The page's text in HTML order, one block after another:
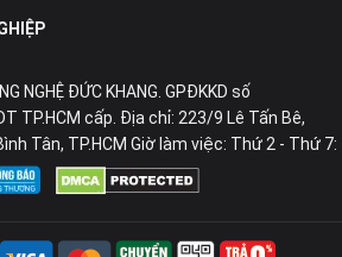
NGHỆ ĐỨC KHANG. GPĐKKD số
TP.HCM cấp. Địa chỉ: 223/9 Lê Tấn Bê,
Tân, TP.HCM Giờ làm việc: Thứ 2 - Thứ 7: